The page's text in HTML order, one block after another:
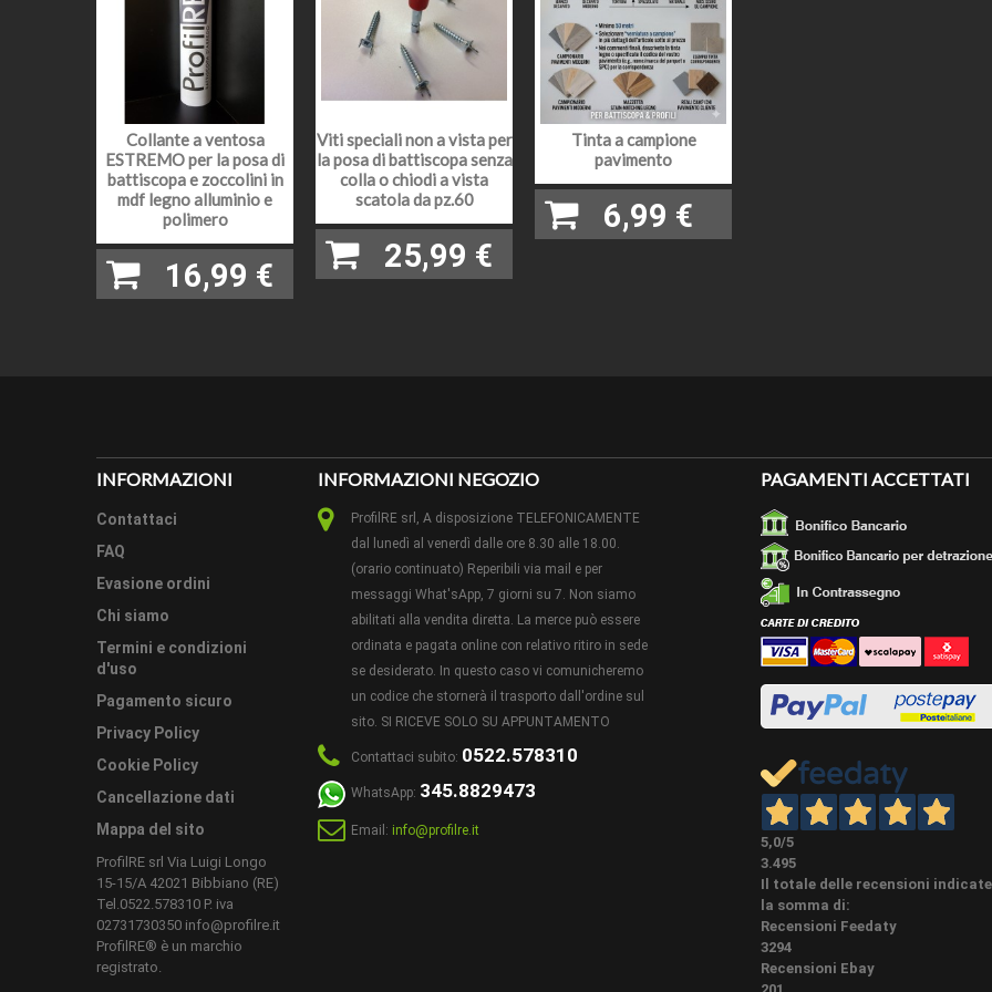
SPESSORE 13 mm
COLORE O ESSENZA
Rovere
EFFETTO ESTETICO semi opaco
LUNGHEZZA
In questa versione massello di Rovere lunghezza aste
secondo la disponibilità del momento. (come indicato il
desiderata)
LAVORAZIONI
EXTRA
Nella categoria dedicata in Home page o associate al
eseguire sui nostri battiscopa diverse lavorazioni extra.
PEZZI SPECIALI Non disponibili o eseguibili artigianalmente su questo
METODO DI POSA
A colla, con le nostre viti speciali non a vista. Il tutto
battiscopa o vedi sotto accessori abbinati ove presenti.
POSA:
Consigli per la posa: Per un lavoro a regola d'arte, il
troncatrice elettrica di quelle tradizionali o radiali a
affilata e possibilmente avere almeno 60 oppure 80
compromettere la bellezza estetica soprattutto negli
due tagli a 45 gradi e stuccare eventuali fessure
INTESTARE SEMPRE (TAGLIARE QUALCHE
OTTIMALE DELLE ASTE. In tutti i prodotti da posare,
di ordinare circa un 8% in più per lo sfrido di materiale
NUOVO - aggiornamento 19/11/2022 con indicazione
Collante a ventosa
ESTREMO per la posa di
battiscopa e zoccolini in
mdf legno alluminio e
polimero
16,99 €
Viti speciali non a vista per
la posa di battiscopa senza
colla o chiodi a vista
scatola da pz.60
25,99 €
Tinta a campione
pavimento
6,99 €
INFORMAZIONI
Contattaci
FAQ
Evasione ordini
Chi siamo
Termini e condizioni
d'uso
Pagamento sicuro
Privacy Policy
Cookie Policy
Cancellazione dati
Mappa del sito
ProfilRE srl Via Luigi Longo
15-15/A 42021 Bibbiano (RE)
Tel.0522.578310 P. iva
02731730350 info@profilre.it
ProfilRE® è un marchio
registrato.
INFORMAZIONI NEGOZIO
ProfilRE srl, A disposizione TELEFONICAMENTE
dal lunedì al venerdì dalle ore 8.30 alle 18.00.
(orario continuato) Reperibili via mail e per
messaggi What'sApp, 7 giorni su 7. Non siamo
abilitati alla vendita diretta. La merce può essere
ordinata e pagata online con relativo ritiro in sede
se desiderato. In questo caso vi comunicheremo
un codice che stornerà il trasporto dall'ordine sul
sito. SI RICEVE SOLO SU APPUNTAMENTO
Contattaci subito: 0522.578310
WhatsApp: 345.8829473
Email: info@profilre.it
PAGAMENTI ACCETTATI
5,0/5
3.495
Il totale delle recensioni
la somma di:
Recensioni Feedaty
3294
Recensioni Ebay